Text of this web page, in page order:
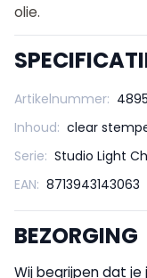
olie.
Artikelnummer:
Inhoud: clear
Serie: Studio Light
EAN: 8713943143063
BEZORGING
Wij begrijpen dat je